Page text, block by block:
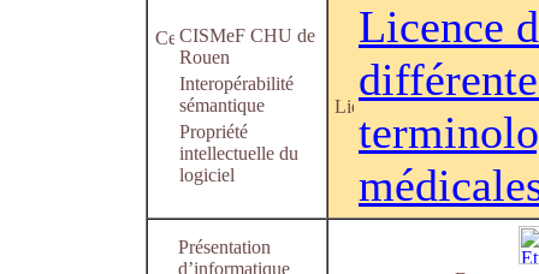
CISMeF CHU de
Rouen
Interopérabilité
sémantique
Propriété
intellectuelle du
logiciel
Licence
Présentation
d’informatique